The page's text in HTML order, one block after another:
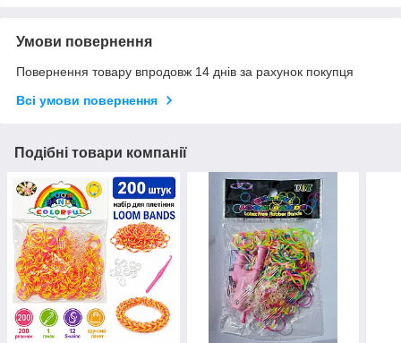
Умови повернення
Повернення товару впродовж 14 днів за рахунок покупця
Всі умови повернення
Подібні товари компанії